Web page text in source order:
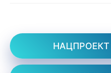
НАЦПРОЕКТ